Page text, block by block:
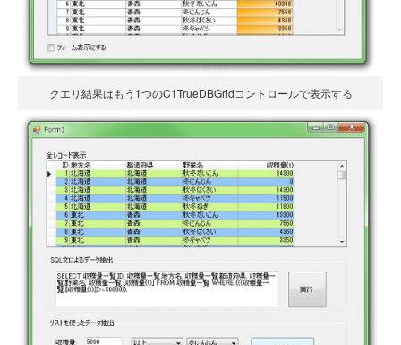
クエリ結果はもう1つのC1TrueDBGridコントロールで表示する